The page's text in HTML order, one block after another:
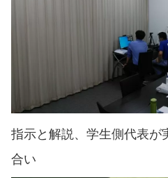
指示と解説、学生側代表が
合い